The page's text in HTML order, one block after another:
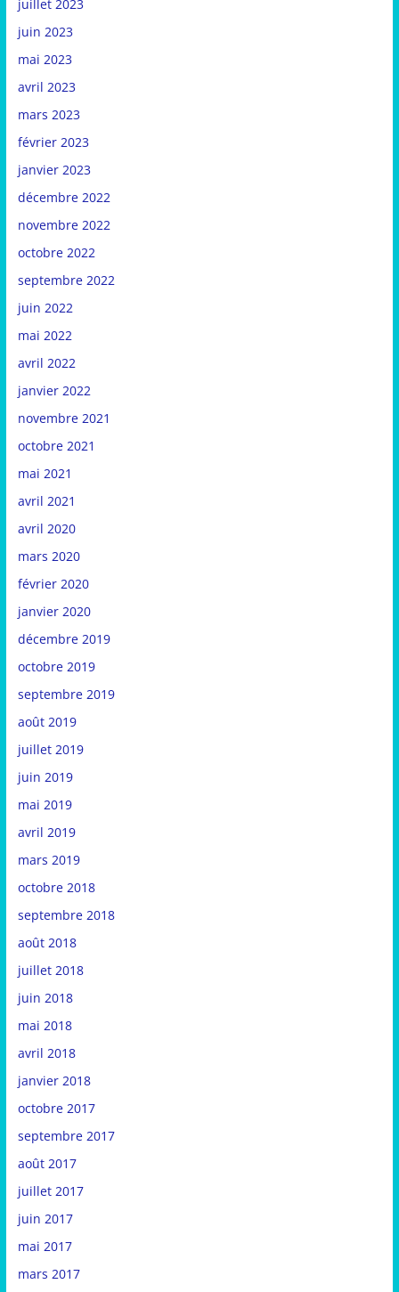
juillet 2023
juin 2023
mai 2023
avril 2023
mars 2023
février 2023
janvier 2023
décembre 2022
novembre 2022
octobre 2022
septembre 2022
juin 2022
mai 2022
avril 2022
janvier 2022
novembre 2021
octobre 2021
mai 2021
avril 2021
avril 2020
mars 2020
février 2020
janvier 2020
décembre 2019
octobre 2019
septembre 2019
août 2019
juillet 2019
juin 2019
mai 2019
avril 2019
mars 2019
octobre 2018
septembre 2018
août 2018
juillet 2018
juin 2018
mai 2018
avril 2018
janvier 2018
octobre 2017
septembre 2017
août 2017
juillet 2017
juin 2017
mai 2017
mars 2017